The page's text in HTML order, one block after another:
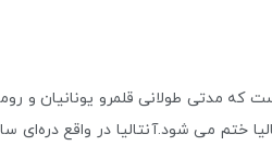
ختم می شود.آنتالیا در واقع